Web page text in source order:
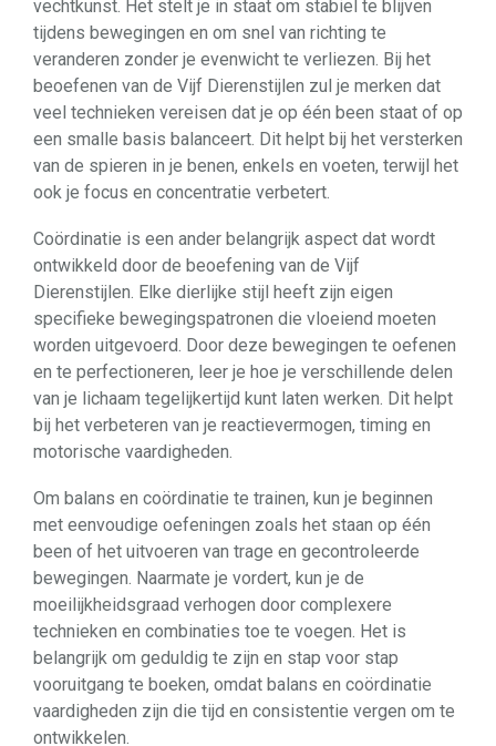
vechtkunst. Het stelt je in staat om stabiel te blijven
tijdens bewegingen en om snel van richting te
veranderen zonder je evenwicht te verliezen. Bij het
beoefenen van de Vijf Dierenstijlen zul je merken dat
veel technieken vereisen dat je op één been staat of op
een smalle basis balanceert. Dit helpt bij het versterken
van de spieren in je benen, enkels en voeten, terwijl het
ook je focus en concentratie verbetert.
Coördinatie is een ander belangrijk aspect dat wordt
ontwikkeld door de beoefening van de Vijf
Dierenstijlen. Elke dierlijke stijl heeft zijn eigen
specifieke bewegingspatronen die vloeiend moeten
worden uitgevoerd. Door deze bewegingen te oefenen
en te perfectioneren, leer je hoe je verschillende delen
van je lichaam tegelijkertijd kunt laten werken. Dit helpt
bij het verbeteren van je reactievermogen, timing en
motorische vaardigheden.
Om balans en coördinatie te trainen, kun je beginnen
met eenvoudige oefeningen zoals het staan op één
been of het uitvoeren van trage en gecontroleerde
bewegingen. Naarmate je vordert, kun je de
moeilijkheidsgraad verhogen door complexere
technieken en combinaties toe te voegen. Het is
belangrijk om geduldig te zijn en stap voor stap
vooruitgang te boeken, omdat balans en coördinatie
vaardigheden zijn die tijd en consistentie vergen om te
ontwikkelen.